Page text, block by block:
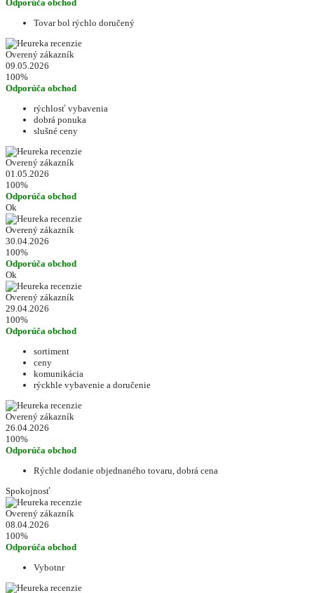
Odporúča obchod
Tovar bol rýchlo doručený
Overený zákazník
09.05.2026
100%
Odporúča obchod
rýchlosť vybavenia
dobrá ponuka
slušné ceny
Overený zákazník
01.05.2026
100%
Odporúča obchod
Ok
Overený zákazník
30.04.2026
100%
Odporúča obchod
Ok
Overený zákazník
29.04.2026
100%
Odporúča obchod
sortiment
ceny
komunikácia
rýckhle vybavenie a doručenie
Overený zákazník
26.04.2026
100%
Odporúča obchod
Rýchle dodanie objednaného tovaru, dobrá cena
Spokojnosť
Overený zákazník
08.04.2026
100%
Odporúča obchod
Vybotnr